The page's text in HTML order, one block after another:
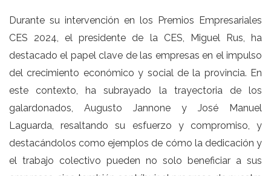
Durante su intervención en los Premios Empresariales
CES 2024, el presidente de la CES, Miguel Rus, ha
destacado el papel clave de las empresas en el impulso
del crecimiento económico y social de la provincia. En
este contexto, ha subrayado la trayectoria de los
galardonados, Augusto Jannone y José Manuel
Laguarda, resaltando su esfuerzo y compromiso, y
destacándolos como ejemplos de cómo la dedicación y
el trabajo colectivo pueden no solo beneficiar a sus